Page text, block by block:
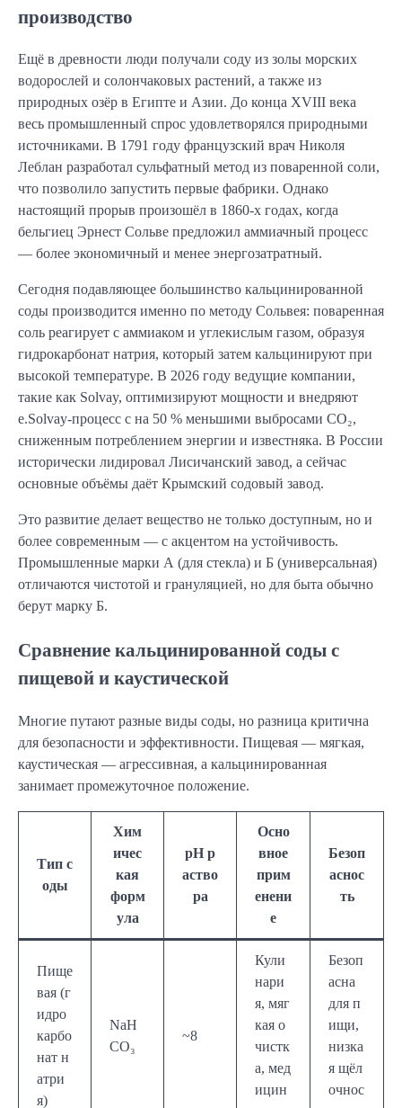
производство
Ещё в древности люди получали соду из золы морских
водорослей и солончаковых растений, а также из
природных озёр в Египте и Азии. До конца XVIII века
весь промышленный спрос удовлетворялся природными
источниками. В 1791 году французский врач Николя
Леблан разработал сульфатный метод из поваренной соли,
что позволило запустить первые фабрики. Однако
настоящий прорыв произошёл в 1860-х годах, когда
бельгиец Эрнест Сольве предложил аммиачный процесс
— более экономичный и менее энергозатратный.
Сегодня подавляющее большинство кальцинированной
соды производится именно по методу Сольвея: поваренная
соль реагирует с аммиаком и углекислым газом, образуя
гидрокарбонат натрия, который затем кальцинируют при
высокой температуре. В 2026 году ведущие компании,
такие как Solvay, оптимизируют мощности и внедряют
e.Solvay-процесс с на 50 % меньшими выбросами CO₂,
сниженным потреблением энергии и известняка. В России
исторически лидировал Лисичанский завод, а сейчас
основные объёмы даёт Крымский содовый завод.
Это развитие делает вещество не только доступным, но и
более современным — с акцентом на устойчивость.
Промышленные марки А (для стекла) и Б (универсальная)
отличаются чистотой и грануляцией, но для быта обычно
берут марку Б.
Сравнение кальцинированной соды с
пищевой и каустической
Многие путают разные виды соды, но разница критична
для безопасности и эффективности. Пищевая — мягкая,
каустическая — агрессивная, а кальцинированная
занимает промежуточное положение.
Тип с
оды
Хим
ичес
кая
форм
ула
pH р
аство
ра
Осно
вное
прим
енени
е
Безоп
аснос
ть
Пище
вая (г
идро
карбо
нат н
атри
я)
NaH
CO₃
~8
Кули
нари
я, мяг
кая о
чистк
а, мед
ицин
Безоп
асна
для п
ищи,
низка
я щёл
очнос